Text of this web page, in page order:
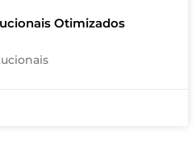
Otimizados